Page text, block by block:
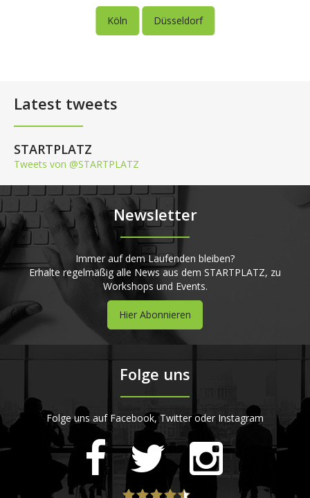
Köln Düsseldorf
Latest tweets
STARTPLATZ
Tweets von @STARTPLATZ
Newsletter
Immer auf dem Laufenden bleiben?
Erhalte regelmäßig alle News aus dem STARTPLATZ, zu
Workshops und Events.
Hier Abonnieren
Folge uns
Folge uns auf Facebook, Twitter oder Instagram